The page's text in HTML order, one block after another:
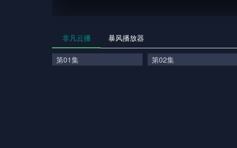
非凡云播 暴风播放器
第01集 第02集